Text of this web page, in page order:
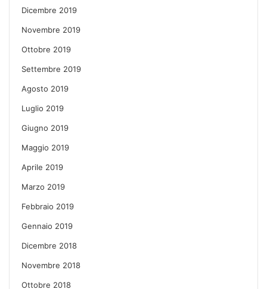
Dicembre 2019
Novembre 2019
Ottobre 2019
Settembre 2019
Agosto 2019
Luglio 2019
Giugno 2019
Maggio 2019
Aprile 2019
Marzo 2019
Febbraio 2019
Gennaio 2019
Dicembre 2018
Novembre 2018
Ottobre 2018